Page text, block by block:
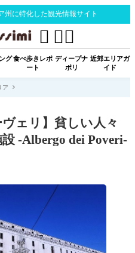
州に特化した観光情報サイト
グ 食べ歩きレポ
ート
ディープナ
ポリ
近郊エリアガ
イド
 
ア
ェリ】貧しい人々
-Albergo dei Poveri-